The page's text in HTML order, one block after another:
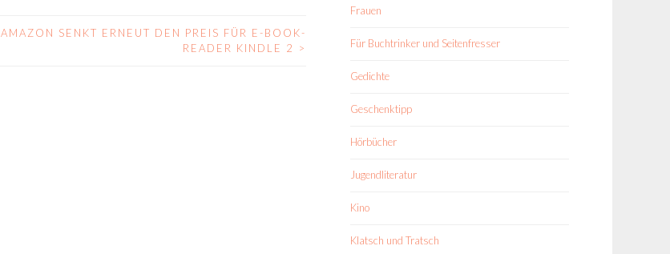
AMAZON SENKT ERNEUT DEN PREIS FÜR E-BOOK-
READER KINDLE 2 >
Frauen
Für Buchtrinker und Seitenfresser
Gedichte
Geschenktipp
Hörbücher
Jugendliteratur
Kino
Klatsch und Tratsch